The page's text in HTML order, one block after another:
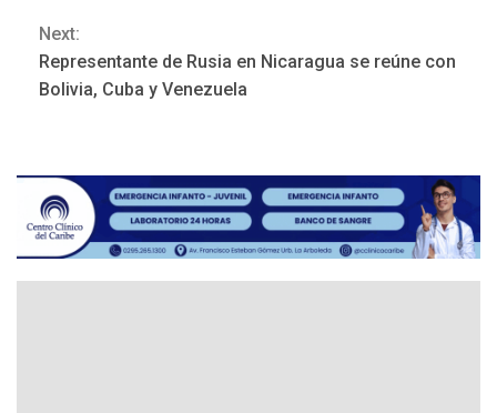
Next:
Representante de Rusia en Nicaragua se reúne con
Bolivia, Cuba y Venezuela
REGIONALES
Mariño fortalece capacidad
gestión
REGIONALES ÚLTIMA HORA
Reparan hundimiento de la
«Juan Bautista Arismendi» a